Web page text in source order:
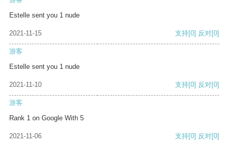
Estelle sent you 1 nude
2021-11-15 支持[0] 反对[0]
游客
Estelle sent you 1 nude
2021-11-10 支持[0] 反对[0]
游客
Rank 1 on Google With 5
2021-11-06 支持[0] 反对[0]